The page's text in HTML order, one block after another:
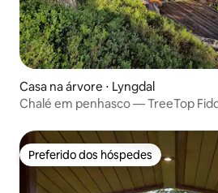
Casa na árvore ⋅ Lyngdal
Chalé em penhasco — TreeTop
Preferido dos hóspedes
Preferido dos hóspedes